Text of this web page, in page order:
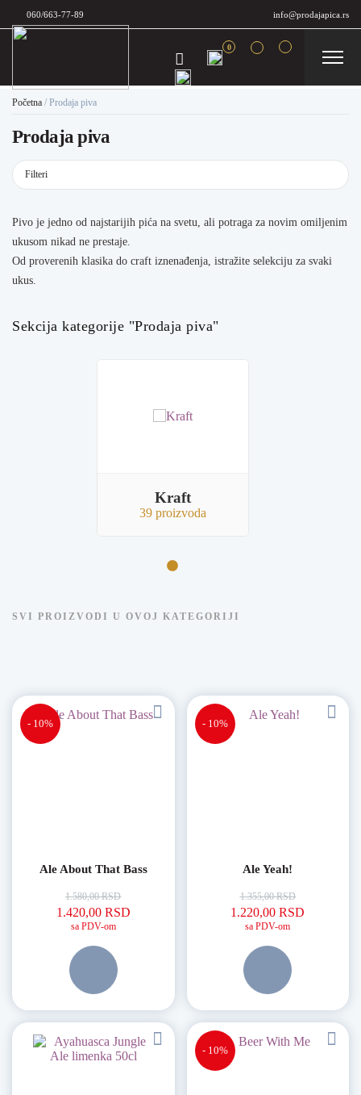
060/663-77-89 info@prodajapica.rs
0
Početna / Prodaja piva
Prodaja piva
Filteri
Sekcija kategorije "Prodaja piva"
Kraft
39 proizvoda
Ale About That Bass
- 10%
1.580,00RSD
Originalna cena je bila: 1.580,00 RSD.
1.420,00 RSD Trenutna cena je: 1.420,00 RSD.
sa PDV-om
Ale Yeah!
- 10%
1.355,00RSD
Originalna cena je bila:
1.220,00RSD
sa PDV-om
- 10%
Pivo je jedno od najstarijih pića na svetu, ali potraga za novim omiljenim
ukusom nikad ne prestaje.
Od proverenih klasika do craft iznenađenja, istražite selekciju za svaki
ukus.